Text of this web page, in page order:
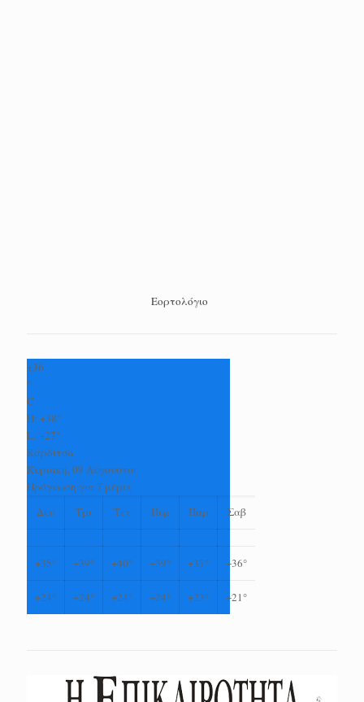
Εορτολόγιο
+36
°
C
H: +38°
L: +27°
Καρδίτσα
Κυριακή, 09 Αύγουστος
Πρόγνωση για 7 μέρες
Δευ
Τρι Τετ Πεμ Παρ Σαβ
+35° +39° +40° +39° +37° +36°
+24° +24° +24° +24° +23° +21°